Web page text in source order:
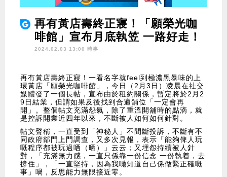
再有黃店壽終正寢！「願榮光咖
啡館」宣布月底執笠 一路好走！
2024.02.03 13:00 時事
再有黃店壽終正寢！一看名字就feel到極濃黑暴味的上
環黃店「願榮光咖啡館」，今日（2月3日）凌晨在社交
媒體發了一個長帖，宣布由於租約關係，暫定將於2月2
9日結業，但謂如果及後找到合適舖位「一定會再
開」。整個帖文充滿怨氣，除了重溫開舖時的點滴，就
是控訴開業近四年以來，不斷被人如何如何針對。
帖文聲稱，一直受到「神秘人」不間斷投訴，不斷有不
同政府部門上門調查，又多次見報，表示「能夠俾人玩
嘅程序都被玩過哂（晒）」云云；又埋怨持續被人針
對，「充滿無力感，一直只係靠一份信念 一份執着，去
撐住」，「一直堅持，因為我哋知道自己係做緊正確嘅
事」喎，反思能力無限接近零。